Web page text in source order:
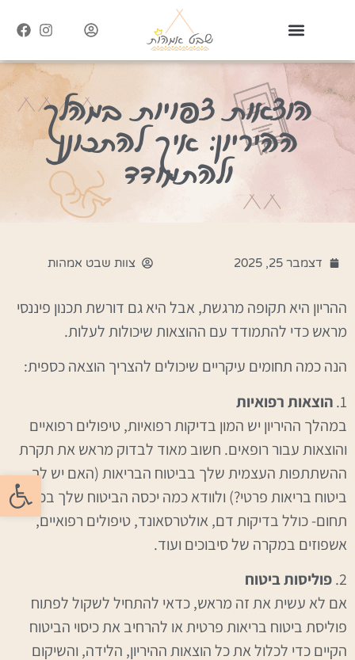
פתח
הוצאות צפויות במהלך
ההיריון: איך להתכונן
ולהתמודד
דצמבר 25, 2025 צוות שבט אמהות
ההריון היא תקופה מרגשת, אבל היא גם דורשת תכנון פיננסי
מראש כדי להתמודד עם ההוצאות שיכולות לעלות.
הנה כמה תחומים עיקריים שיכולים להצריך הוצאה כספית:
1. הוצאות רפואיות
במהלך ההיריון יש המון בדיקות רפואיות, טיפולים רפואיים
והוצאות עבור רופאים. חשוב מאוד לבדוק מראש את תקרת
ההשתתפות העצמית שלך בביטוח הבריאות (האם יש לך
ביטוח בריאות פרטי?) ולוודא כמה יכסה הביטוח שלך בכל
תחום- כולל בדיקות דם, אולטרסאונד, טיפולים רפואיים,
אשפוזים במקרה של סיבוכים ועוד.
2. פוליסות ביטוח
אם לא עשית את זה מראש, כדאי להתחיל לשקול לפתוח
פוליסת ביטוח בריאות פרטית או להרחיב את כיסוי הביטוח
הקיים כדי לכלול את כל הוצאות ההיריון, הלידה, והשיקום